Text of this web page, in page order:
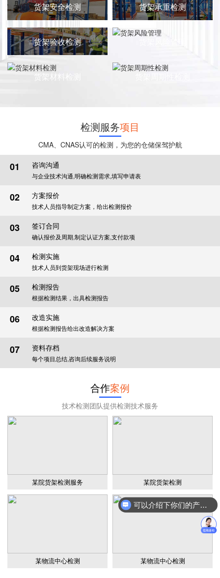
货架安全检测 货架承重检测
货架验收检测
货架材料检测
检测服务项目
CMA、CNAS认可的检测，为您的仓储保驾护航
咨询沟通
与企业技术沟通,明确检测需求,填写申请表
01
方案报价
技术人员指导制定方案，给出检测报价
02
签订合同
确认报价及周期,制定认证方案,支付款项
03
检测实施
技术人员到货架现场进行检测
04
检测报告
根据检测结果，出具检测报告
05
改造实施
根据检测报告给出改造解决方案
06
资料存档
每个项目总结,咨询后续服务说明
07
合作案例
技术检测团队提供检测技术服务
某院货架检测服务 某院货架检测
某物流中心检测 某物流中心检测
可以介绍下你们的产品么？